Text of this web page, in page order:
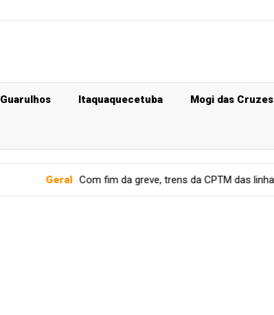
Guarulhos Itaquaquecetuba Mogi das Cruzes
Com fim da greve, trens da CPTM das linhas 11, 12 e 13